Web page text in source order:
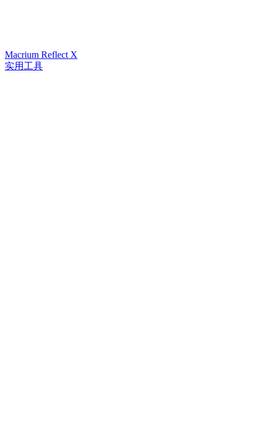
Macrium Reflect X
实用工具